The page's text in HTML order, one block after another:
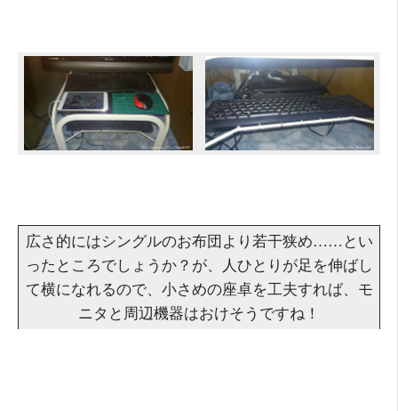
広さ的にはシングルのお布団より若干狭め……とい
ったところでしょうか？が、人ひとりが足を伸ばし
て横になれるので、小さめの座卓を工夫すれば、モ
ニタと周辺機器はおけそうですね！